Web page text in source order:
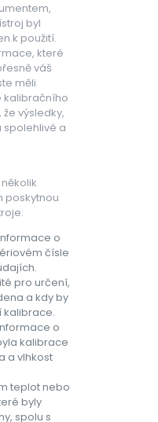
byl
k použití.
které
váš
měli
kalibračního
výsledky,
spolehlivé a
poskytnou
o
čísle
pro určení,
a kdy by
kalibrace.
o
kalibrace
a vlhkost
teplot nebo
byly
spolu s